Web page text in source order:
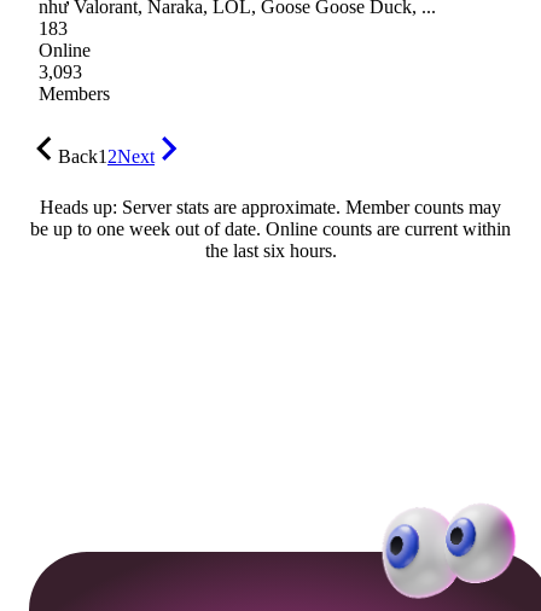
như Valorant, Naraka, LOL, Goose Goose Duck, ...
183
Online
3,093
Members
Back12Next
Heads up: Server stats are approximate. Member counts may
be up to one week out of date. Online counts are current within
the last six hours.